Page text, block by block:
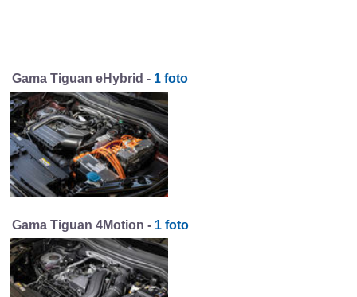
Gama Tiguan eHybrid - 1 foto
Gama Tiguan 4Motion - 1 foto